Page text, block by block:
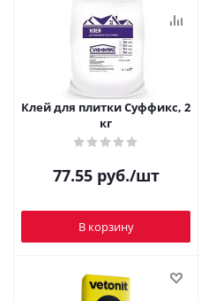
Клей для плитки Суффикс, 2
кг
77.55руб./шт
В корзину